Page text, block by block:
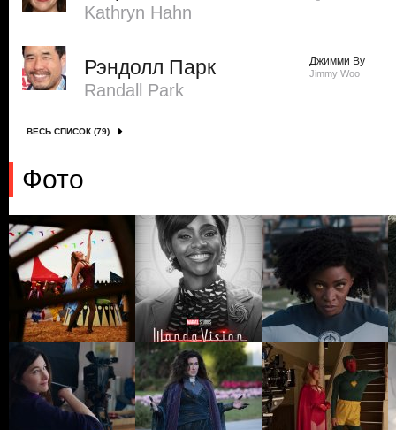
Kathryn Hahn
Рэндолл Парк
Randall Park
Джимми Ву
Jimmy Woo
ВЕСЬ СПИСОК (79)
Фото